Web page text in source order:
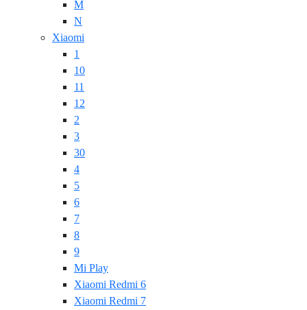
M
N
Xiaomi
1
10
11
12
2
3
30
4
5
6
7
8
9
Mi Play
Xiaomi Redmi 6
Xiaomi Redmi 7